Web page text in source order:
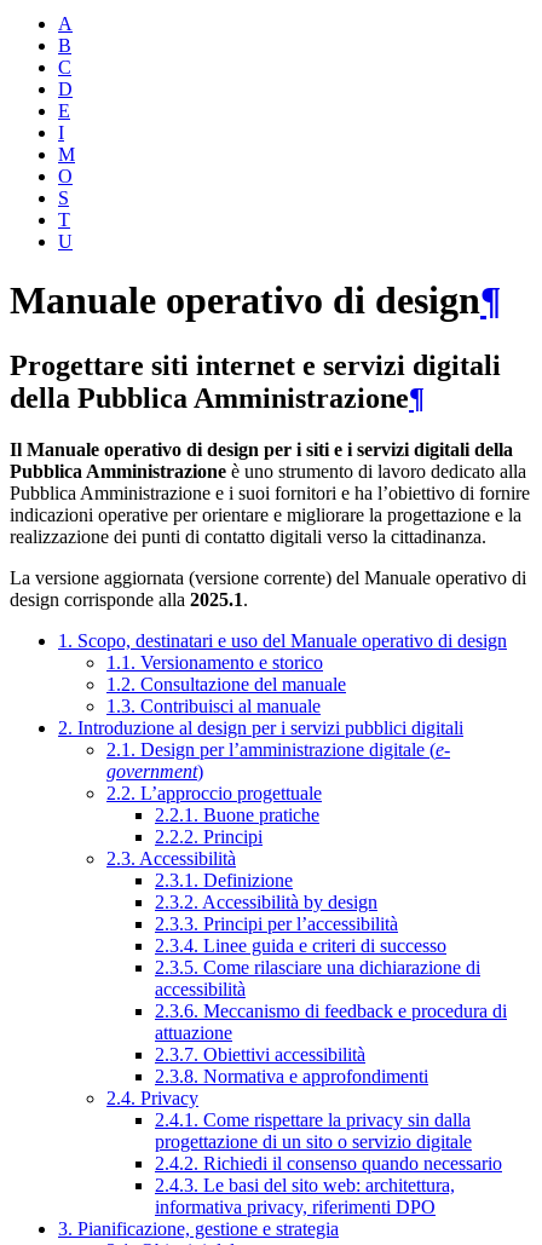
A
B
C
D
E
I
M
O
S
T
U
Manuale operativo di design¶
Progettare siti internet e servizi digitali
della Pubblica Amministrazione¶
Il Manuale operativo di design per i siti e i servizi digitali della
Pubblica Amministrazione è uno strumento di lavoro dedicato alla
Pubblica Amministrazione e i suoi fornitori e ha l’obiettivo di fornire
indicazioni operative per orientare e migliorare la progettazione e la
realizzazione dei punti di contatto digitali verso la cittadinanza.
La versione aggiornata (versione corrente) del Manuale operativo di
design corrisponde alla 2025.1.
1. Scopo, destinatari e uso del Manuale operativo di design
1.1. Versionamento e storico
1.2. Consultazione del manuale
1.3. Contribuisci al manuale
2. Introduzione al design per i servizi pubblici digitali
2.1. Design per l’amministrazione digitale (e-
government)
2.2. L’approccio progettuale
2.2.1. Buone pratiche
2.2.2. Principi
2.3. Accessibilità
2.3.1. Definizione
2.3.2. Accessibilità by design
2.3.3. Principi per l’accessibilità
2.3.4. Linee guida e criteri di successo
2.3.5. Come rilasciare una dichiarazione di
accessibilità
2.3.6. Meccanismo di feedback e procedura di
attuazione
2.3.7. Obiettivi accessibilità
2.3.8. Normativa e approfondimenti
2.4. Privacy
2.4.1. Come rispettare la privacy sin dalla
progettazione di un sito o servizio digitale
2.4.2. Richiedi il consenso quando necessario
2.4.3. Le basi del sito web: architettura,
informativa privacy, riferimenti DPO
3. Pianificazione, gestione e strategia